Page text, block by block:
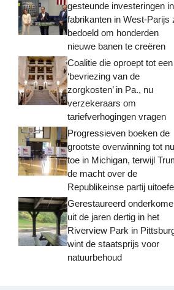
gesteunde investeringen in
fabrikanten in West-Parijs
bedoeld om honderden
nieuwe banen te creëren
Coalitie die oproept tot een
‘bevriezing van de
zorgkosten’ in Pa., nu
verzekeraars om
tariefverhogingen vragen
Progressieven boeken de
grootste overwinning tot nu
toe in Michigan, terwijl
de macht over de
Republikeinse partij
Gerestaureerd
uit de jaren dertig in het
Riverview Park in
wint de staatsprijs voor
natuurbehoud